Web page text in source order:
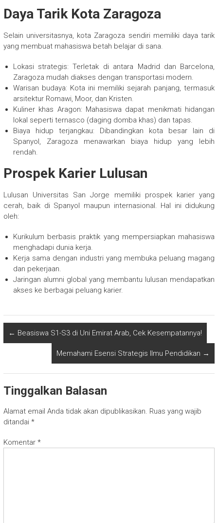
Daya Tarik Kota Zaragoza
Selain universitasnya, kota Zaragoza sendiri memiliki daya tarik
yang membuat mahasiswa betah belajar di sana.
Lokasi strategis: Terletak di antara Madrid dan Barcelona,
Zaragoza mudah diakses dengan transportasi modern.
Warisan budaya: Kota ini memiliki sejarah panjang, termasuk
arsitektur Romawi, Moor, dan Kristen.
Kuliner khas Aragon: Mahasiswa dapat menikmati hidangan
lokal seperti ternasco (daging domba khas) dan tapas.
Biaya hidup terjangkau: Dibandingkan kota besar lain di
Spanyol, Zaragoza menawarkan biaya hidup yang lebih
rendah.
Prospek Karier Lulusan
Lulusan Universitas San Jorge memiliki prospek karier yang
cerah, baik di Spanyol maupun internasional. Hal ini didukung
oleh:
Kurikulum berbasis praktik yang mempersiapkan mahasiswa
menghadapi dunia kerja.
Kerja sama dengan industri yang membuka peluang magang
dan pekerjaan.
Jaringan alumni global yang membantu lulusan mendapatkan
akses ke berbagai peluang karier.
← Beasiswa S1-S3 di Uni Emirat Arab, Cek Kesempatannya!
Memahami Esensi Strategis Ilmu Pendidikan →
Tinggalkan Balasan
Alamat email Anda tidak akan dipublikasikan. Ruas yang wajib
ditandai *
Komentar *